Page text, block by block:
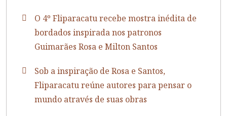
O 4º Fliparacatu recebe mostra inédita de
bordados inspirada nos patronos
Guimarães Rosa e Milton Santos
Sob a inspiração de Rosa e Santos,
Fliparacatu reúne autores para pensar o
mundo através de suas obras